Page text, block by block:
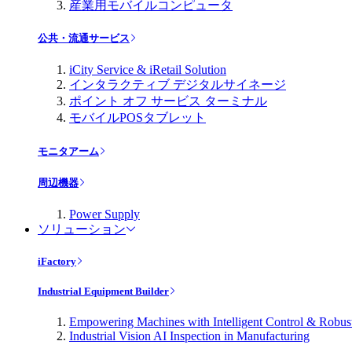
産業用モバイルコンピュータ
公共・流通サービス
iCity Service & iRetail Solution
インタラクティブ デジタルサイネージ
ポイント オフ サービス ターミナル
モバイルPOSタブレット
モニタアーム
周辺機器
Power Supply
ソリューション
iFactory
Industrial Equipment Builder
Empowering Machines with Intelligent Control &
Industrial Vision AI Inspection in Manufacturing